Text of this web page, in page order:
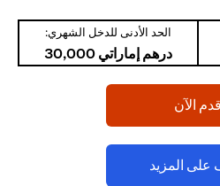
الحد الأدنى للدخل الشهري:
درهم إماراتي 30,000
قدم الآن
على المزيد